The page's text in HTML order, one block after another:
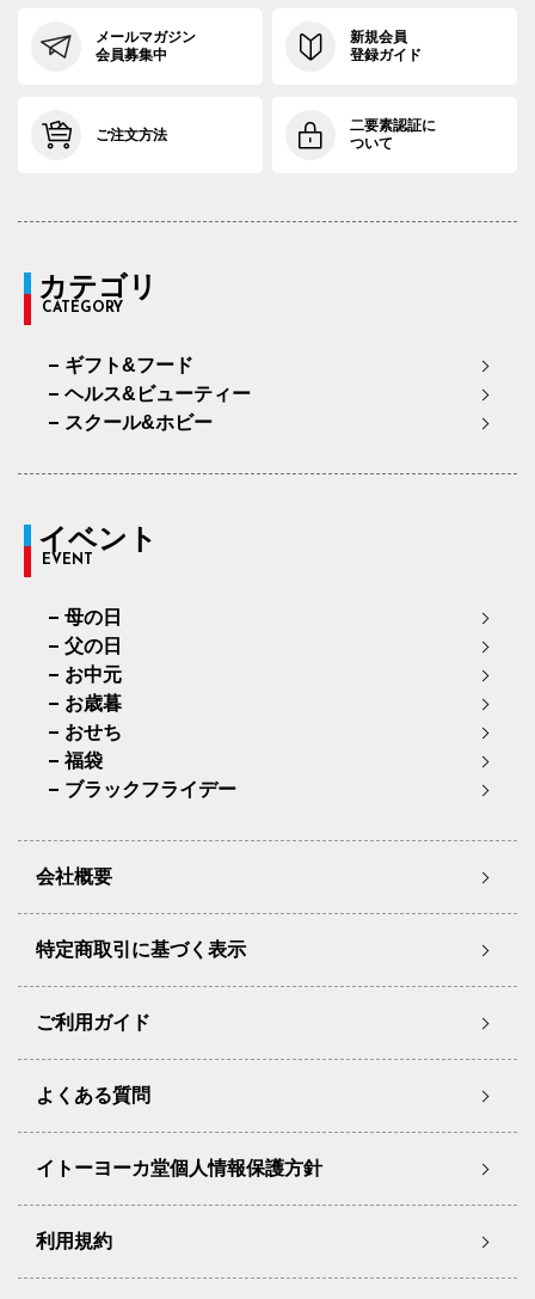
メールマガジン
会員募集中
新規会員
登録ガイド
ご注文方法
二要素認証に
ついて
カテゴリ
CATEGORY
ギフト&フード
ヘルス&ビューティー
スクール&ホビー
イベント
EVENT
母の日
父の日
お中元
お歳暮
おせち
福袋
ブラックフライデー
会社概要
特定商取引に基づく表示
ご利用ガイド
よくある質問
イトーヨーカ堂個人情報保護方針
利用規約